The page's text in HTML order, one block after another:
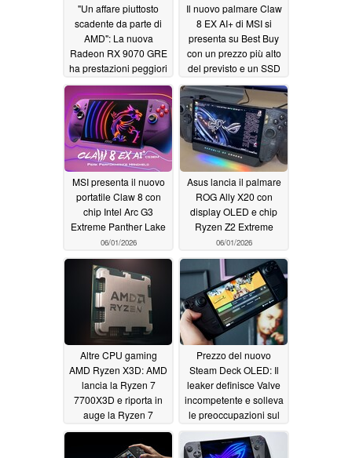
"Un affare piuttosto
scadente da parte di
AMD": La nuova
Radeon RX 9070 GRE
ha prestazioni peggiori
del 16% rispetto alla
RX 9070, nonostante il
lancio allo stesso
prezzo di listino
06/03/2026
Il nuovo palmare Claw
8 EX AI+ di MSI si
presenta su Best Buy
con un prezzo più alto
del previsto e un SSD
da 1 TB06/03/2026
MSI presenta il nuovo
portatile Claw 8 con
chip Intel Arc G3
Extreme Panther Lake
06/01/2026
Asus lancia il palmare
ROG Ally X20 con
display OLED e chip
Ryzen Z2 Extreme
06/01/2026
Altre CPU gaming
AMD Ryzen X3D: AMD
lancia la Ryzen 7
7700X3D e riporta in
auge la Ryzen 7
5800X3D06/01/2026
Prezzo del nuovo
Steam Deck OLED: Il
leaker definisce Valve
incompetente e solleva
le preoccupazioni sul
prezzo della Steam
Machine05/29/2026